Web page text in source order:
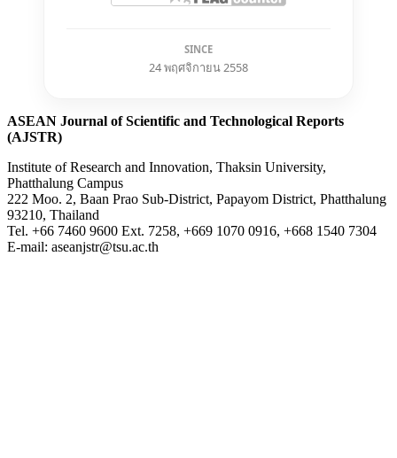
SINCE
24 พฤศจิกายน 2558
ASEAN Journal of Scientific and Technological Reports
(AJSTR)
Institute of Research and Innovation, Thaksin University,
Phatthalung Campus
222 Moo. 2, Baan Prao Sub-District, Papayom District, Phatthalung
93210, Thailand
Tel. +66 7460 9600 Ext. 7258, +669 1070 0916, +668 1540 7304
E-mail: aseanjstr@tsu.ac.th